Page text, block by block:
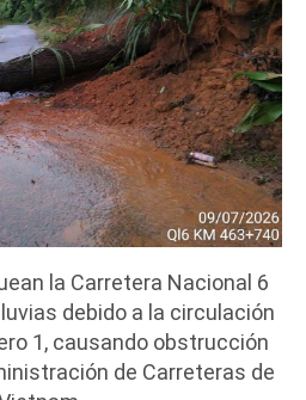
la Carretera Nacional 6
debido a la circulación
1, causando obstrucción
de Carreteras de